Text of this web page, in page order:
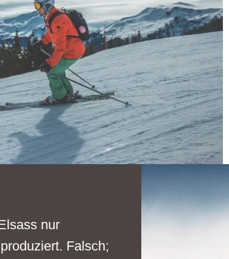
nur
Falsch;